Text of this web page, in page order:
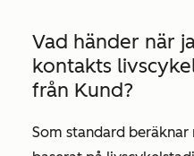
Vad händer när
kontakts
från Kund?
Som standard